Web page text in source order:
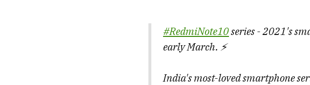
#RedmiNote10series - 2021's
early March. ⚡️
India's most-loved smartphone